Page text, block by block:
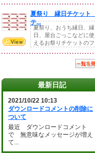
夏祭り 縁日チケット
テ...
夏祭り、おうち縁日、縁
日、屋台ごっこなどに使
えるお祭りチケットのフ
最新日記
2021/10/22 10:13
ダウンロードコメントの削除に
ついて
最近 ダウンロードコメント
で 無意味なメッセージが増え
て...